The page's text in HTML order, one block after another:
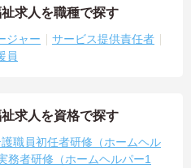
求人を職種で探す
ジャー
サービス提供責任者
員
求人を資格で探す
職員初任者研修（ホームヘル
務者研修（ホームヘルパー1